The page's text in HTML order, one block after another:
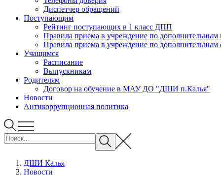
Диспетчер обращений
Поступающим
Рейтинг поступающих в 1 класс ДПП
Правила приема в учреждение
Правила приема в
Учащимся
Расписание
Выпускникам
Родителям
Договор на обучение в МАУ ДО "ДШИ п.Калья"
Новости
Антикоррупционная политика
ДШИ Калья
Новости